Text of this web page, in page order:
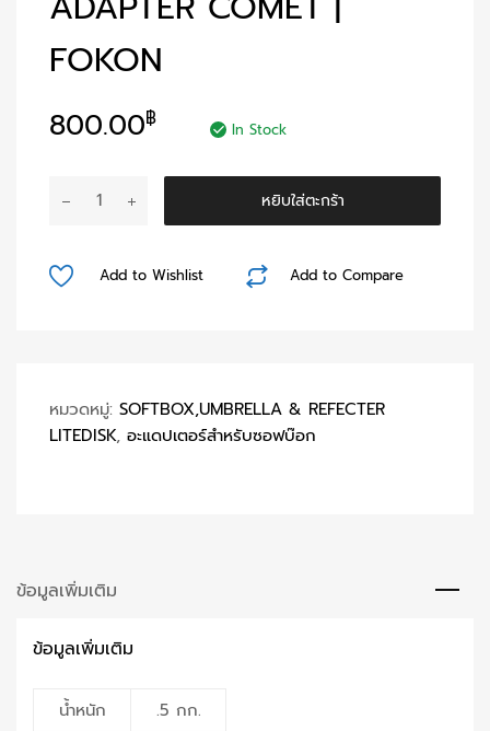
FOKON
800.00฿ In Stock
จำนวน
หยิบใส่ตะกร้า
Add to Compare
Add to Wishlist
หมวดหมู่: SOFTBOX,UMBRELLA & REFECTER
LITEDISK, อะแดปเตอร์สำหรับซอฟบ๊อก
ข้อมูลเพิ่มเติม
ข้อมูลเพิ่มเติม
น้ำหนัก .5 กก.